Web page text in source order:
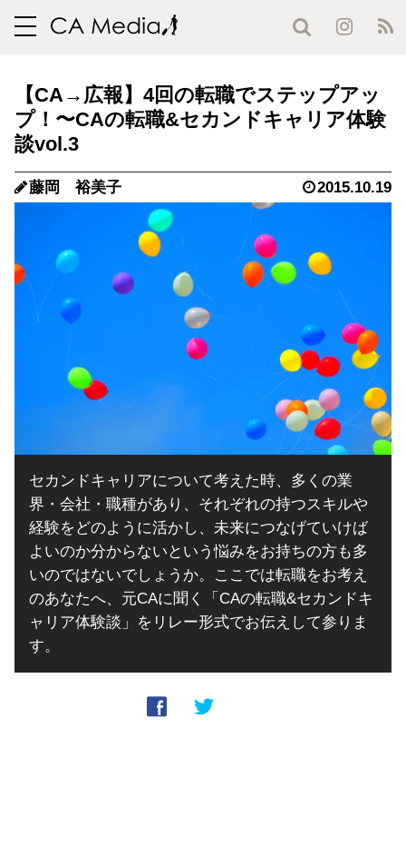
toggle
【CA→広報】4回の転職でステップアッ
プ！〜CAの転職&セカンドキャリア体験
談vol.3
藤岡 裕美子 2015.10.19
セカンドキャリアについて考えた時、多くの業
界・会社・職種があり、それぞれの持つスキルや
経験をどのように活かし、未来につなげていけば
よいのか分からないという悩みをお持ちの方も多
いのではないでしょうか。ここでは転職をお考え
のあなたへ、元CAに聞く「CAの転職&セカンドキ
ャリア体験談」をリレー形式でお伝えして参りま
す。